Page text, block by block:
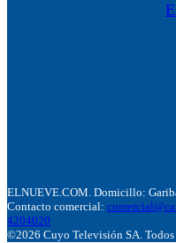
ELNUEVE.COM. Domicillo:
Contacto comercial:
4204020
©2026 Cuyo Televisión SA. Todos